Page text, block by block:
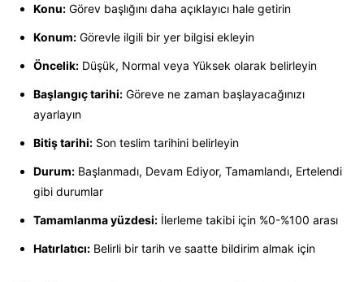
Konu: Görev başlığını daha açıklayıcı hale getirin
Konum: Görevle ilgili bir yer bilgisi ekleyin
Öncelik: Düşük, Normal veya Yüksek olarak belirleyin
Başlangıç tarihi: Göreve ne zaman başlayacağınızı
ayarlayın
Bitiş tarihi: Son teslim tarihini belirleyin
Durum: Başlanmadı, Devam Ediyor, Tamamlandı, Ertelendi
gibi durumlar
Tamamlanma yüzdesi: İlerleme takibi için %0-%100 arası
Hatırlatıcı: Belirli bir tarih ve saatte bildirim almak için